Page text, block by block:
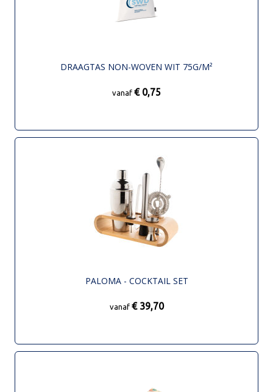
DRAAGTAS NON-WOVEN WIT 75G/M²
vanaf € 0,75
PALOMA - COCKTAIL SET
vanaf € 39,70